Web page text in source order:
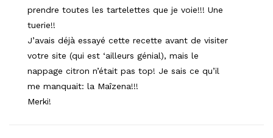
prendre toutes les tartelettes que je voie!!! Une
tuerie!!
J’avais déjà essayé cette recette avant de visiter
votre site (qui est ‘ailleurs génial), mais le
nappage citron n’était pas top! Je sais ce qu’il
me manquait: la Maîzena!!!
Merki!